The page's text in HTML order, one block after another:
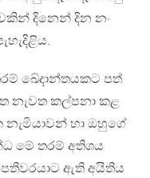
දිනෙන් දින නං
ඛේදාන්තයකට පත්
නැවත කල්පනා කළ
හා ඔහුගේ
මේ තරම් අතිශය
ඇති අයිතිය